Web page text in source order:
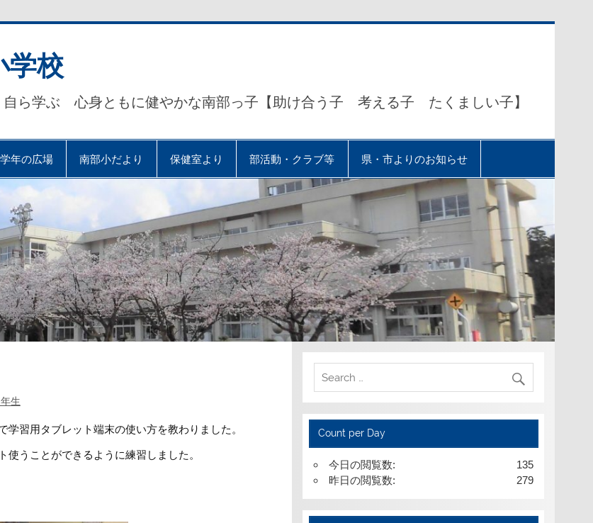
学校
ら学ぶ 心身ともに健やかな南部っ子【助け合う子 考える子 たくましい子】
学年の広場 南部小だより 保健室より 部活動・クラブ等 県・市よりのお知らせ
年生
習用タブレット端末の使い方を教わりました。
うことができるように練習しました。
Count per Day
135
今日の閲覧数:
279
昨日の閲覧数: